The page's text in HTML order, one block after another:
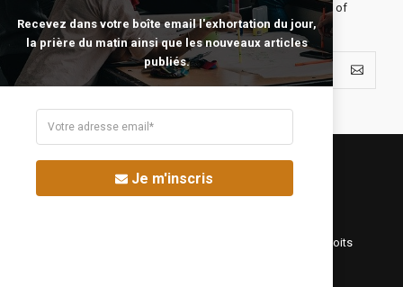
seeing with new eyes. All journeys have secret destinations of
which the traveler is unaware.
©Fréquence Chrétienne Production 2016-2025. Tous droits
Recevez dans votre boîte email l'exhortation du jour,
la prière du matin ainsi que les nouveaux articles
publiés.
Je m'inscris